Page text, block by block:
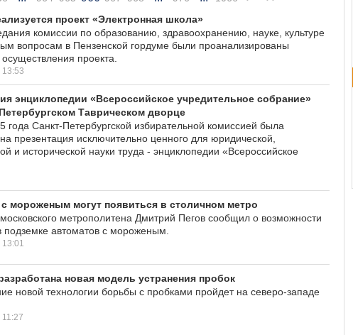
проект «Электронная школа»
комиссии по образованию, здравоохранению, науке, культуре
вопросам в Пензенской гордуме были проанализированы
осуществления проекта.
13:53
энциклопедии «Всероссийское учредительное собрание»
Таврическом дворце
года Санкт-Петербургской избирательной комиссией была
презентация исключительно ценного для юридической,
и исторической науки труда - энциклопедии «Всероссийское
мороженым могут появиться в столичном метро
метрополитена Дмитрий Пегов сообщил о возможности
подземке автоматов с мороженым.
13:01
новая модель устранения пробок
новой технологии борьбы с пробками пройдет на северо-западе
11:27